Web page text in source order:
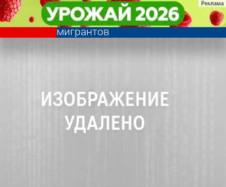
Из Пензенской области
выдворили более 30 нелегальных
мигрантов
Криминал Из Пензенской области
выдворили более 30 нелегальных
мигрантов
Криминал
Другие новости по
теме
Погода и курсы
валют в Пензе